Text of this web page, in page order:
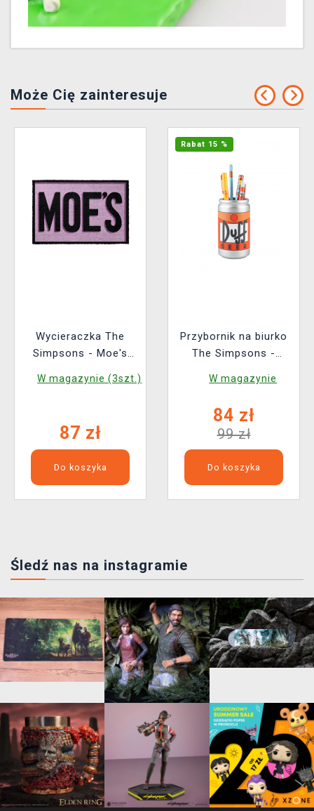
Może Cię zainteresuje
Wycieraczka The
Simpsons - Moe's
W magazynie (3szt.)
87 zł
Do koszyka
Rabat 15 %
Przybornik na biurko
The Simpsons -
W magazynie
84 zł
99 zł
Do koszyka
Śledź nas na instagramie